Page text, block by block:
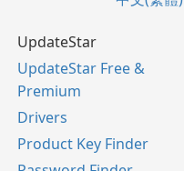
UpdateStar
UpdateStar Free &
Premium
Drivers
Product Key Finder